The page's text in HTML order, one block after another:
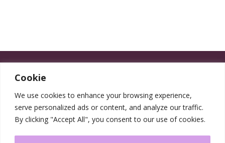
Cookie
We use cookies to enhance your browsing experience,
serve personalized ads or content, and analyze our traffic.
By clicking "Accept All", you consent to our use of cookies.